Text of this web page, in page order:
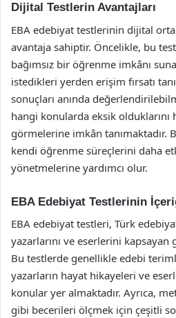
Dijital Testlerin Avantajları
EBA edebiyat testlerinin dijital
avantaja sahiptir. Öncelikle, bu
bağımsız bir öğrenme imkânı
istedikleri yerden erişim fırsatı
sonuçları anında
hangi konularda eksik olduklarını
görmelerine imkân tanımaktadır.
kendi öğrenme süreçlerini daha
yönetmelerine yardımcı olur.
EBA Edebiyat Testlerinin
EBA edebiyat testleri, Türk
yazarlarını ve eserlerini
Bu testlerde genellikle edebi
yazarların hayat hikayeleri ve
konular yer almaktadır. Ayrıca,
gibi becerileri ölçmek için çeşitli